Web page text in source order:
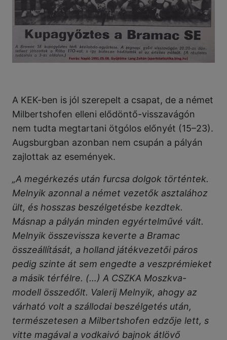
A KEK-ben is jól szerepelt a csapat, de a német
Milbertshofen elleni elődöntő-visszavágón
nem tudta megtartani ötgólos előnyét (15–23).
Augsburgban azonban nem csupán a pályán
zajlottak az események.
„A megérkezés után furcsa dolgok történtek.
Melnyik azonnal a német vezetők asztalához
ült, és hosszas beszélgetésbe kezdtek.
Másnap a pályán minden egyértelművé vált.
Melnyik összevissza keverte a Bramac
összeállítását, a holland játékvezetői páros
pedig szinte át sem engedte a veszprémieket
a másik térfélre. (…) A CSZKA Moszkva-
modell összedőlt. Valerij Melnyik, ahogy az
várható volt a szállodai beszélgetés után,
természetesen a Milbertshofen edzője lett, s
vitte magával a vodkaivó bajnok átlövő